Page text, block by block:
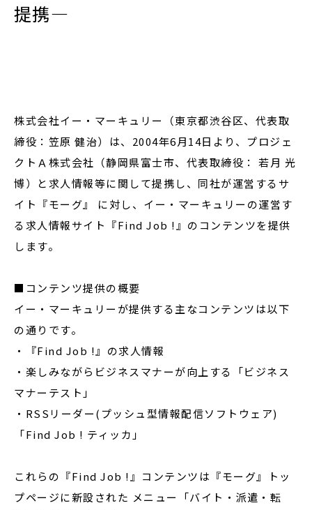
提携―
株式会社イー・マーキュリー（東京都渋谷区、代表取
締役：笠原 健治）は、2004年6月14日より、プロジェ
クトＡ株式会社（静岡県富士市、代表取締役： 若月 光
博）と求人情報等に関して提携し、同社が運営するサ
イト『モーグ』 に対し、イー・マーキュリーの運営す
る求人情報サイト『Find Job !』のコンテンツを提供
します。
■コンテンツ提供の概要
イー・マーキュリーが提供する主なコンテンツは以下
の通りです。
・『Find Job !』の求人情報
・楽しみながらビジネスマナーが向上する「ビジネス
マナーテスト」
・RSSリーダー(プッシュ型情報配信ソフトウェア)
「Find Job ! ティッカ」
これらの『Find Job !』コンテンツは『モーグ』トッ
プページに新設された メニュー「バイト・派遣・転